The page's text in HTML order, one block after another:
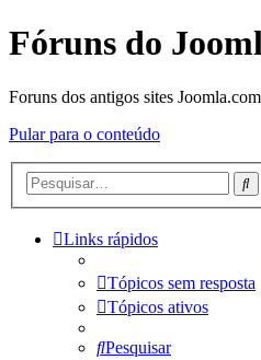
Fóruns do
Foruns dos antigos sites
Pular para o conteúdo
Links rápidos
Tópicos sem resposta
Tópicos ativos
Pesquisar